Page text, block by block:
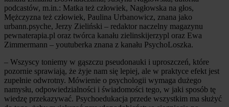
podcastów, m.in.: Matka też człowiek, Nagłowska na głos,
Mężczyzna też człowiek, Paulina Urbanowicz, znana jako
urbann.psyche, Jerzy Zieliński – redaktor naczelny magazynu
pewnaterapia.pl oraz twórca kanału zielinskijerzypl oraz Ewa
Zimmermann – youtuberka znana z kanału PsychoLoszka.
– Wszyscy toniemy w gąszczu pseudonauki i uproszczeń, które
pozornie sprawiają, że żyje nam się lepiej, ale w praktyce efekt jest
zupełnie odwrotny. Mówienie o psychologii wymaga dużego
namysłu, odpowiedzialności i świadomości tego, w jaki sposób tę
wiedzę przekazywać. Psychoedukacja przede wszystkim ma służyć